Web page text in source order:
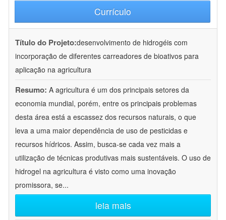
Currículo
Título do Projeto:desenvolvimento de hidrogéis com
incorporação de diferentes carreadores de bioativos para
aplicação na agricultura
Resumo: A agricultura é um dos principais setores da
economia mundial, porém, entre os principais problemas
desta área está a escassez dos recursos naturais, o que
leva a uma maior dependência de uso de pesticidas e
recursos hídricos. Assim, busca-se cada vez mais a
utilização de técnicas produtivas mais sustentáveis. O uso de
hidrogel na agricultura é visto como uma inovação
promissora, se...
leia mais